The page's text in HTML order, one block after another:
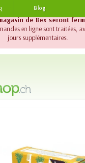
20 août 2026, le
de Bex seront
en ligne sont traitées,
jours supplémentaires.
PORTS OFFERTS
Blog